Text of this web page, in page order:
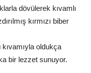
dövülerek kıvamlı
kırmızı biber
oldukça
bir lezzet sunuyor.